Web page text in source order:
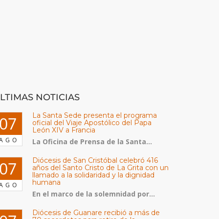
NOTICIAS
La Santa Sede presenta el programa
oficial del Viaje Apostólico del Papa
León XIV a Francia
La Oficina de Prensa de la Santa...
Diócesis de San Cristóbal celebró 416
años del Santo Cristo de La Grita con un
llamado a la solidaridad y la dignidad
humana
En el marco de la solemnidad por...
Diócesis de Guanare recibió a más de